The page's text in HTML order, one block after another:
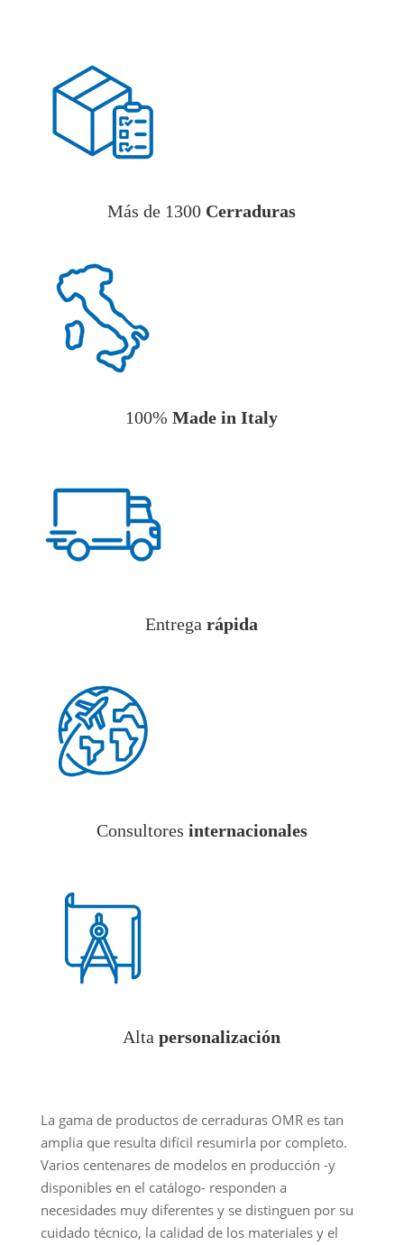
Más de 1300 Cerraduras
100%Made in Italy
Entregarápida
Consultores internacionales
Altapersonalización
La gama de productos de cerraduras OMR es tan
amplia que resulta difícil resumirla por completo.
Varios centenares de modelos en producción -y
disponibles en el catálogo- responden a
necesidades muy diferentes y se distinguen por su
cuidado técnico, la calidad de los materiales y el